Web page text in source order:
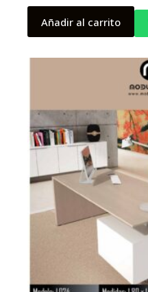
Añadir al carrito